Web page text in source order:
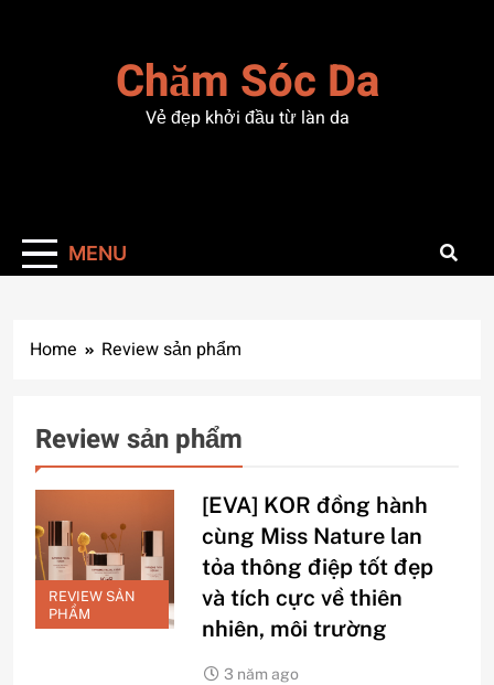
Chăm Sóc Da
Vẻ đẹp khởi đầu từ làn da
MENU
Home Review sản phẩm
Review sản phẩm
REVIEW SẢN
PHẨM
[EVA] KOR đồng hành
cùng Miss Nature lan
tỏa thông điệp tốt đẹp
và tích cực về thiên
nhiên, môi trường
3 năm ago